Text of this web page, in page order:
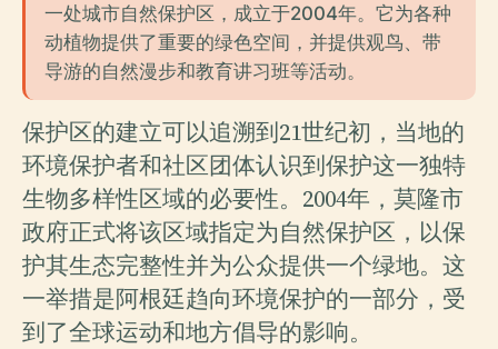
一处城市自然保护区，成立于2004年。它为各种
动植物提供了重要的绿色空间，并提供观鸟、带
导游的自然漫步和教育讲习班等活动。
保护区的建立可以追溯到21世纪初，当地的
环境保护者和社区团体认识到保护这一独特
生物多样性区域的必要性。2004年，莫隆市
政府正式将该区域指定为自然保护区，以保
护其生态完整性并为公众提供一个绿地。这
一举措是阿根廷趋向环境保护的一部分，受
到了全球运动和地方倡导的影响。